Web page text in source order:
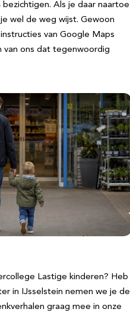
Als je daar naartoe
wel de weg wijst. Gewoon
van Google Maps
van ons dat tegenwoordig
Lastige kinderen? Heb
in IJsselstein nemen we je de
graag mee in onze